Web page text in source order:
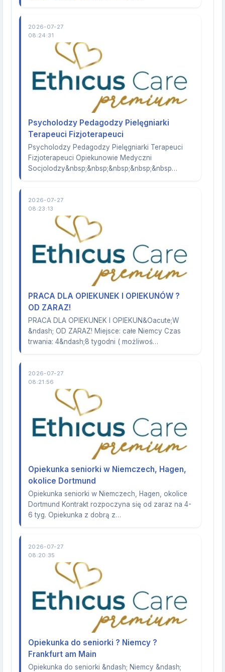
2026-07-27
08:24:31
Psycholodzy Pedagodzy Pielęgniarki
Terapeuci Fizjoterapeuci
Psycholodzy Pedagodzy Pielęgniarki Terapeuci
Fizjoterapeuci Opiekunowie Medyczni
Socjolodzy&nbsp;&nbsp;&nbsp;&nbsp;&nbsp…
2026-07-27
08:23:13
PRACA DLA OPIEKUNEK I OPIEKUNÓW ?
OD ZARAZ!
PRACA DLA OPIEKUNEK I OPIEKUN&Oacute;W
&ndash; OD ZARAZ! Miejsce: całe Niemcy Czas
trwania: 4&ndash;8 tygodni ( możliwoś…
2026-07-27
08:21:56
Opiekunka seniorki w Niemczech, Hagen,
okolice Dortmund
Opiekunka seniorki w Niemczech, Hagen, okolice
Dortmund Kontrakt rozpoczyna się od zaraz na 4-
6 tyg. Opiekunka z dobrą z…
2026-07-27
08:20:35
Opiekunka do seniorki ? Niemcy ?
Frankfurt am Main
Opiekunka do seniorki &ndash; Niemcy &ndash;